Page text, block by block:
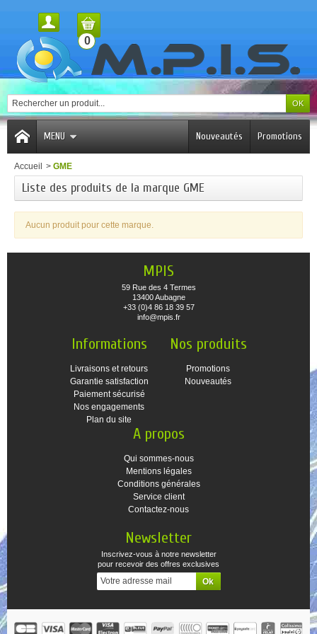
0
MENU Promotions
Nouveautés
Accueil > GME
Liste des produits de la marque GME
Aucun produit pour cette marque.
MPIS
59 Rue des 4 Termes
13400 Aubagne
+33 (0)4 86 18 39 57
info@mpis.fr
Informations
Livraisons et retours
Garantie satisfaction
Paiement sécurisé
Nos engagements
Plan du site
Nos produits
Promotions
Nouveautés
A propos
Qui sommes-nous
Mentions légales
Conditions générales
Service client
Contactez-nous
Newsletter
Inscrivez-vous à notre newsletter
pour recevoir des offres exclusives